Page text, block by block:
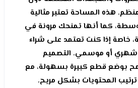
هذه المساحة تعتبر مثالية
كما أنها تمنحك مرونة في
خاصة إذا كنت تعتمد على شراء
أو موسمي. التصميم
بوضع قطع كبيرة بسهولة، مع
المحتويات بشكل مريح.